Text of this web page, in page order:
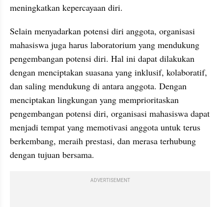
meningkatkan kepercayaan diri.
Selain menyadarkan potensi diri anggota, organisasi
mahasiswa juga harus laboratorium yang mendukung
pengembangan potensi diri. Hal ini dapat dilakukan
dengan menciptakan suasana yang inklusif, kolaboratif,
dan saling mendukung di antara anggota. Dengan
menciptakan lingkungan yang memprioritaskan
pengembangan potensi diri, organisasi mahasiswa dapat
menjadi tempat yang memotivasi anggota untuk terus
berkembang, meraih prestasi, dan merasa terhubung
dengan tujuan bersama.
ADVERTISEMENT